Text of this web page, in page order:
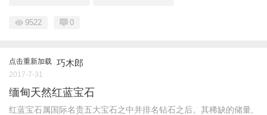
9522 0
点击重新加载 巧木郎
2017-7-31
缅甸天然红蓝宝石
红蓝宝石属国际名贵五大宝石之中并排名钻石之后。其稀缺的储量,